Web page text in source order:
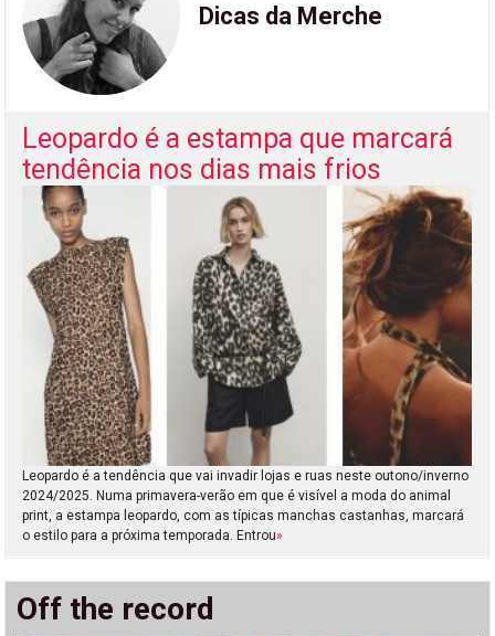
Dicas da Merche
Leopardo é a estampa que marcará
tendência nos dias mais frios
Leopardo é a tendência que vai invadir lojas e ruas neste outono/inverno
2024/2025. Numa primavera-verão em que é visível a moda do animal
print, a estampa leopardo, com as típicas manchas castanhas, marcará
o estilo para a próxima temporada. Entrou»
Off the record